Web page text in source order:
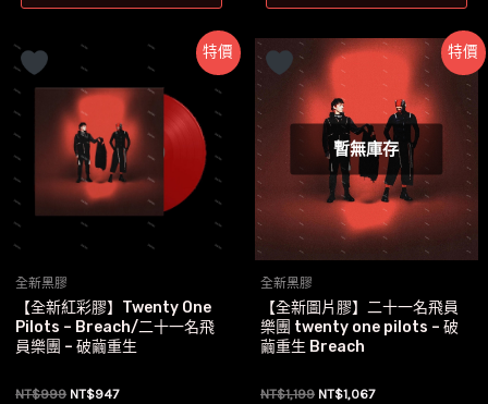
特價
全新黑膠
【全新紅彩膠】Twenty One
Pilots – Breach/二十一名飛
員樂團 – 破繭重生
NT$999 原
NT$947目
特價
暫無庫存
全新黑膠
【全新圖片膠】二十一名飛員
樂團 twenty one pilots – 破
繭重生 Breach
NT$1,199 原
NT$1,067目